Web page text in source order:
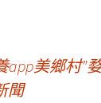
app美鄉村”
聞